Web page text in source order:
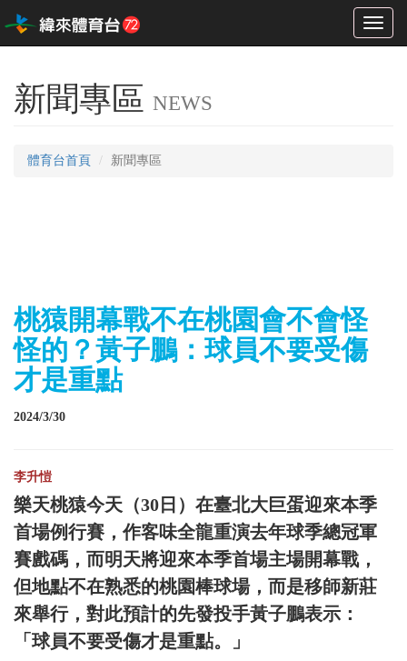
Toggle
新聞專區 NEWS
體育台首頁 新聞專區
桃猿開幕戰不在桃園會不會怪
怪的？黃子鵬：球員不要受傷
才是重點
2024/3/30
李升愷
樂天桃猿今天（30日）在臺北大巨蛋迎來本季
首場例行賽，作客味全龍重演去年球季總冠軍
賽戲碼，而明天將迎來本季首場主場開幕戰，
但地點不在熟悉的桃園棒球場，而是移師新莊
來舉行，對此預計的先發投手黃子鵬表示：
「球員不要受傷才是重點。」